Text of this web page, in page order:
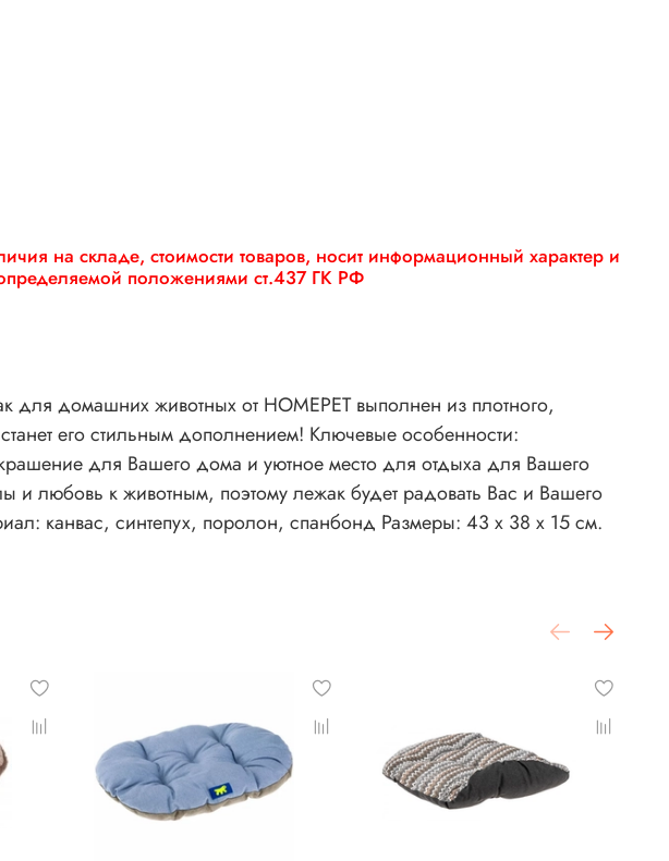
на складе, стоимости товаров, носит информационный характер и
положениями ст.437 ГК РФ
домашних животных от HOMEPET выполнен из плотного,
его стильным дополнением! Ключевые особенности:
для Вашего дома и уютное место для отдыха для Вашего
и любовь к животным, поэтому лежак будет радовать Вас и Вашего
канвас, синтепух, поролон, спанбонд Размеры: 43 х 38 х 15 см.